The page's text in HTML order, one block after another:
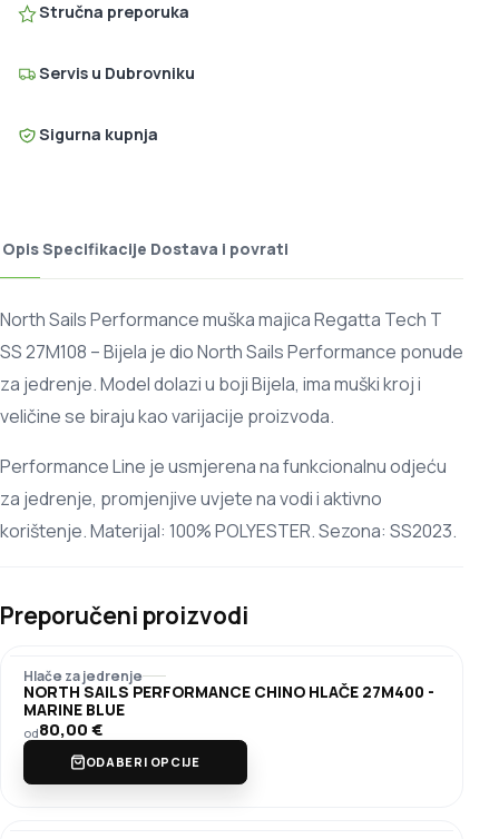
Stručna preporuka
Servis u Dubrovniku
Sigurna kupnja
OpisSpecifikacije Dostava i povrati
North Sails Performance muška majica Regatta Tech T
SS 27M108 – Bijela je dio North Sails Performance ponude
za jedrenje. Model dolazi u boji Bijela, ima muški kroj i
veličine se biraju kao varijacije proizvoda.
Performance Line je usmjerena na funkcionalnu odjeću
za jedrenje, promjenjive uvjete na vodi i aktivno
korištenje. Materijal: 100% POLYESTER. Sezona: SS2023.
Preporučeni proizvodi
Hlače za jedrenje
NORTH SAILS PERFORMANCE CHINO HLAČE 27M400 -
MARINE BLUE
od80,00€
ODABERI OPCIJE